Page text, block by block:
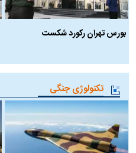
بورس تهران رکورد شکست
تکنولوژی جنگی